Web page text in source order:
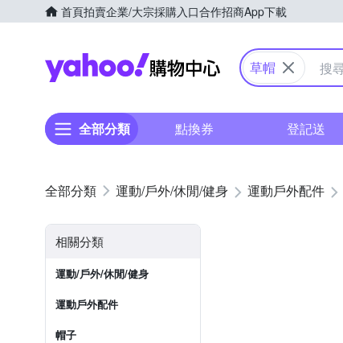
首頁拍賣企業/大宗採購入口合作招商App下載
Yahoo購物中心
草帽
全部分類 點換券 登記送
運動/戶外/休閒/健身 運動戶外配件
相關分類
運動/戶外/休閒/健身
運動戶外配件
帽子